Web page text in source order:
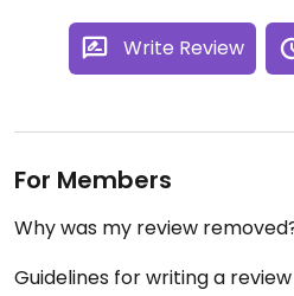
Write Review
For Members
Why was my review
Guidelines for writing a review